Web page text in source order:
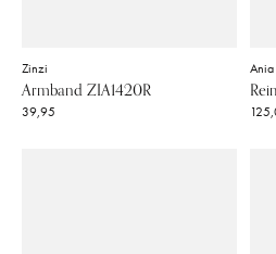
Zinzi
Armband ZIA1420R
39,95